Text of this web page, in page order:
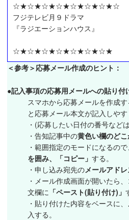
☆★☆★☆★☆★☆★☆★☆★☆
フジテレビ月９ドラマ
『ラジエーションハウス』
☆★☆★☆★☆★☆★☆★☆★
＜参考＞応募メール作成のヒント：
●記入事項の応募用メールへの貼り付
スマホから応募メールを作成
と応募メール本文が記入しやす
・(応募したい日付の番号など
・告知記事中の黄色い欄のど
・範囲指定のモードになるので、
を囲み、「コピー」 する。
・申し込み宛先のメールアド
・メール作成画面が開いたら
文欄に 「ペースト(貼り付け)」
・貼り付けた内容をベースに、
入する。